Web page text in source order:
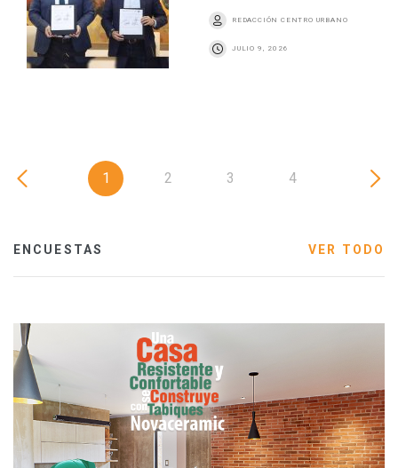
REDACCIÓN CENTRO URBANO
JULIO 9, 2026
1 2 3 4
ENCUESTAS VER TODO